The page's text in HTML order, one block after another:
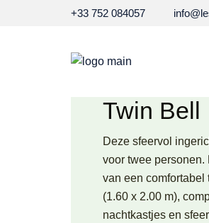
+33 752 084057
Twin Bell
Deze sfeervol
voor twee personen.
van een comfortabel
(1.60 x 2.00 m),
nachtkastjes en